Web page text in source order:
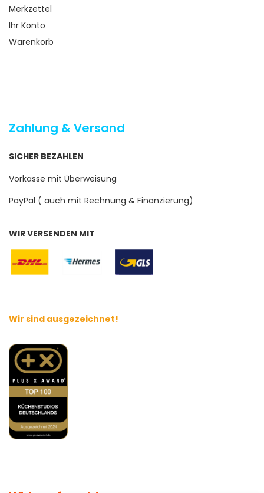
Merkzettel
Ihr Konto
Warenkorb
Zahlung & Versand
SICHER BEZAHLEN
Vorkasse mit Überweisung
PayPal ( auch mit Rechnung & Finanzierung)
WIR VERSENDEN MIT
Wir sind ausgezeichnet!